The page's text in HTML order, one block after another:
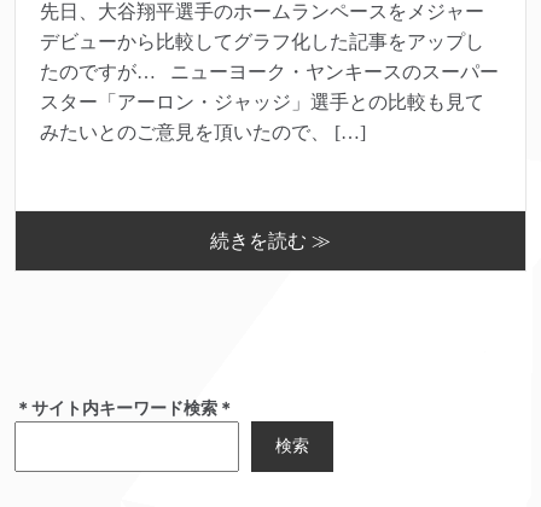
先日、大谷翔平選手のホームランペースをメジャー
デビューから比較してグラフ化した記事をアップし
たのですが… ニューヨーク・ヤンキースのスーパー
スター「アーロン・ジャッジ」選手との比較も見て
みたいとのご意見を頂いたので、 […]
続きを読む ≫
＊サイト内キーワード検索＊
検索